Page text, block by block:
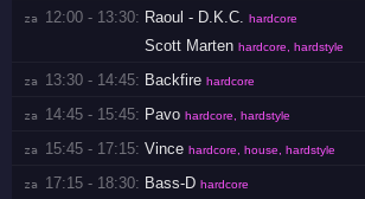
za 12:00 - 13:30: Raoul - D.K.C. hardcore
Scott Marten hardcore, hardstyle
za 13:30 - 14:45: Backfire hardcore
za 14:45 - 15:45: Pavo hardcore, hardstyle
za 15:45 - 17:15: Vince hardcore, house, hardstyle
za 17:15 - 18:30: Bass-D hardcore